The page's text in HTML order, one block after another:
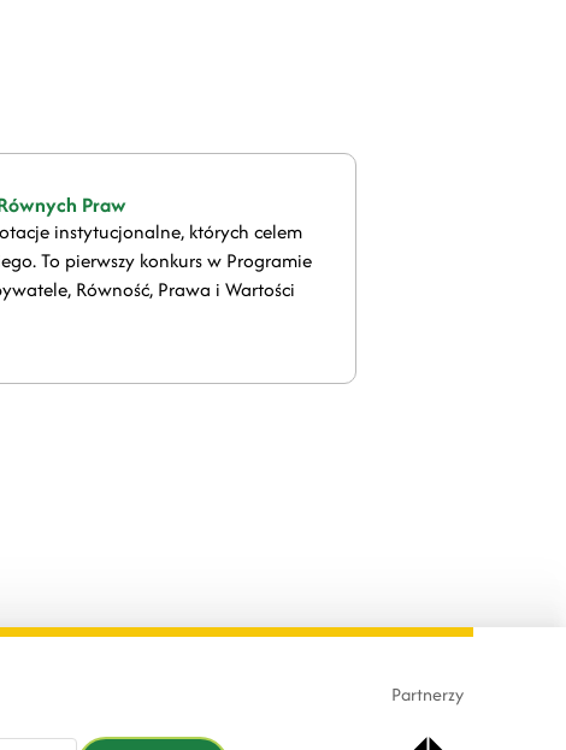
Praw
instytucjonalne, których celem
To pierwszy konkurs w Programie
Równość, Prawa i Wartości
Partnerzy